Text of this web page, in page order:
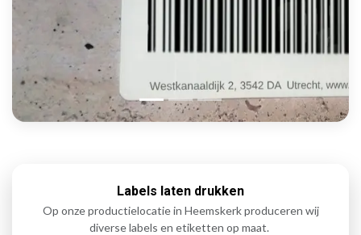
Labels laten drukken
Op onze productielocatie in Heemskerk produceren wij
diverse labels en etiketten op maat.